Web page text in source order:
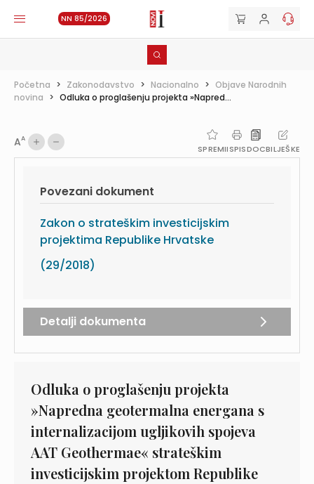
NN 85/2026
Početna > Zakonodavstvo > Nacionalno > Objave Narodnih
novina > Odluka o proglašenju projekta »Napred...
AA
SPREMIISPISDOCBILJEŠKE
Povezani dokument
Zakon o strateškim investicijskim
projektima Republike Hrvatske
(29/2018)
Detalji dokumenta
Odluka o proglašenju projekta
»Napredna geotermalna energana s
internalizacijom ugljikovih spojeva
AAT Geothermae« strateškim
investicijskim projektom Republike